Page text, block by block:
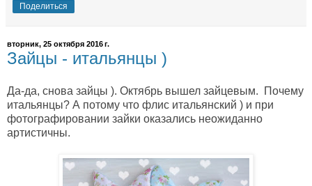
Поделиться
вторник, 25 октября 2016 г.
Зайцы - итальянцы )
Да-да, снова зайцы ). Октябрь вышел зайцевым. Почему
итальянцы? А потому что флис итальянский ) и при
фотографировании зайки оказались неожиданно
артистичны.